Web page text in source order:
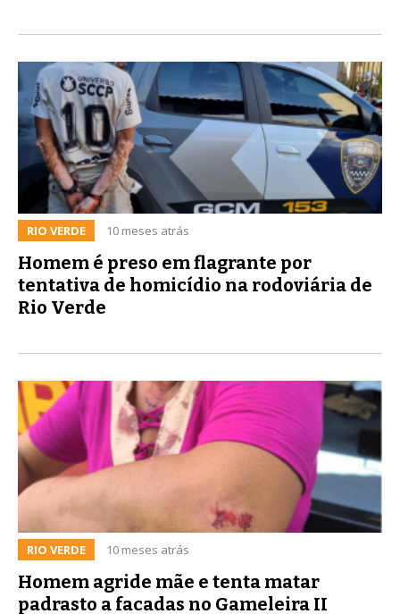
RIO VERDE 10 meses atrás
Homem é preso em flagrante por
tentativa de homicídio na rodoviária de
Rio Verde
RIO VERDE 10 meses atrás
Homem agride mãe e tenta matar
padrasto a facadas no Gameleira II